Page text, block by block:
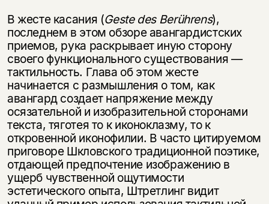
В жесте касания (Geste des Berührens),
последнем в этом обзоре авангардистских
приемов, рука раскрывает иную сторону
своего функционального существования —
тактильность. Глава об этом жесте
начинается с размышления о том, как
авангард создает напряжение между
осязательной и изобразительной сторонами
текста, тяготея то к иконоклазму, то к
откровенной иконофилии. В часто цитируемом
приговоре Шкловского традиционной поэтике,
отдающей предпочтение изображению в
ущерб чувственной ощутимости
эстетического опыта, Штретлинг видит